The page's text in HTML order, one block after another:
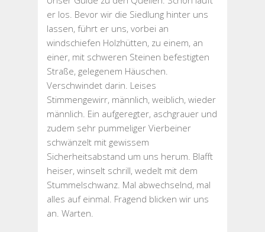
er los. Bevor wir die Siedlung hinter uns
lassen, führt er uns, vorbei an
windschiefen Holzhütten, zu einem, an
einer, mit schweren Steinen befestigten
Straße, gelegenem Häuschen.
Verschwindet darin. Leises
Stimmengewirr, männlich, weiblich, wieder
männlich. Ein aufgeregter, aschgrauer und
zudem sehr pummeliger Vierbeiner
schwänzelt mit gewissem
Sicherheitsabstand um uns herum. Blafft
heiser, winselt schrill, wedelt mit dem
Stummelschwanz. Mal abwechselnd, mal
alles auf einmal. Fragend blicken wir uns
an. Warten.